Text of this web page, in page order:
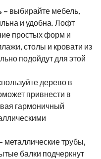
– выбирайте мебель,
и удобна. Лофт
простых форм и
столы и кровати из
подойдут для этой
дерево в
привнести в
гармоничный
металлические трубы,
балки подчеркнут